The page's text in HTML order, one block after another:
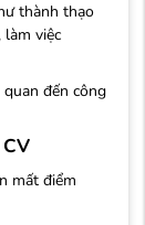
thành thạo
làm việc
đến công
mất điểm